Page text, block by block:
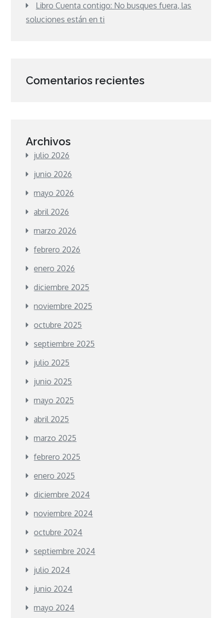
Libro Cuenta contigo: No busques fuera, las
soluciones están en ti
Comentarios recientes
Archivos
julio 2026
junio 2026
mayo 2026
abril 2026
marzo 2026
febrero 2026
enero 2026
diciembre 2025
noviembre 2025
octubre 2025
septiembre 2025
julio 2025
junio 2025
mayo 2025
abril 2025
marzo 2025
febrero 2025
enero 2025
diciembre 2024
noviembre 2024
octubre 2024
septiembre 2024
julio 2024
junio 2024
mayo 2024